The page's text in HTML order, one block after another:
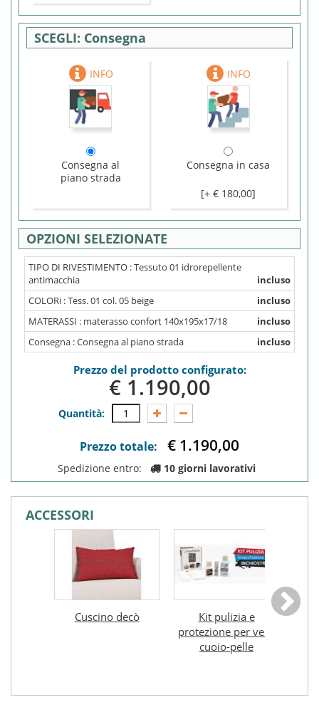
Consegna
Consegna al
piano strada
Consegna in casa
[+ € 180,00]
OPZIONI SELEZIONATE
TIPO DI RIVESTIMENTO :Tessuto 01 idrorepellente
antimacchia
incluso
COLORi :Tess. 01 col. 05 beige
incluso
MATERASSI : materasso confort 140x195x17/18
incluso
Consegna :Consegna al piano strada incluso
Prezzo del prodotto configurato:
€ 1.190,0
Quantità:
Prezzo totale: € 1.190,0
Spedizione entro: 10 giorni lavorativi
ACCESSORI
Cuscino decò
Kit pulizia e
protezione per vero
cuoio-pelle